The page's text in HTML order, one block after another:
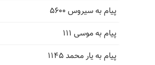
پیام به سیروس ۵۶۰۰
پیام به موسی ۱۱۱
پیام به یار محمد ۱۱۴۵